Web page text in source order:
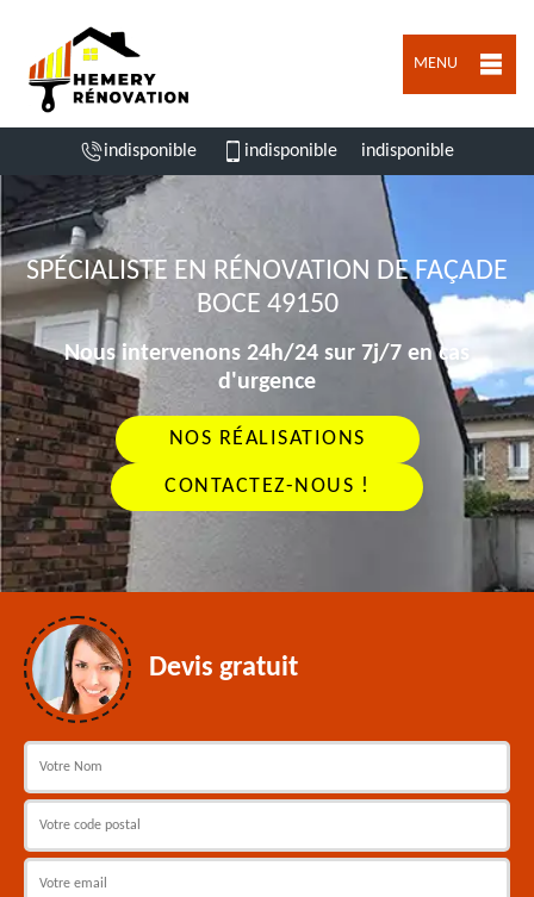
MENU
indisponible indisponible indisponible
SPÉCIALISTE EN RÉNOVATION DE FAÇADE
BOCE 49150
Nous intervenons 24h/24 sur 7j/7 en cas
d'urgence
NOS RÉALISATIONS
CONTACTEZ-NOUS !
Devis gratuit